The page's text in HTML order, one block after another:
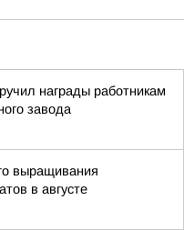
награды работникам
завода
выращивания
в августе